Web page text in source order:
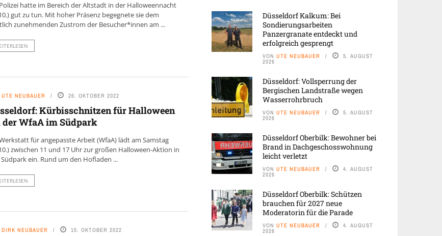
hatte im Bereich der Altstadt in der Halloweennacht
gut zu tun. Mit hoher Präsenz begegnete sie dem
zunehmenden Zustrom der Besucher*innen am ...
UTE NEUBAUER 26. OKTOBER 2022
Kürbisschnitzen für Halloween
der WfaA im Südpark
für angepasste Arbeit (WfaA) lädt am Samstag
zwischen 11 und 17 Uhr zur großen Halloween-Aktion in
ein. Rund um den Hofladen ...
DIRK NEUBAUER 15. OKTOBER 2022
Düsseldorf Kalkum: Bei
Sondierungsarbeiten
Panzergranate entdeckt und
erfolgreich gesprengt
VON UTE NEUBAUER 5. AUGUST
2026
Düsseldorf: Vollsperrung der
Bergischen Landstraße wegen
Wasserrohrbruch
VON UTE NEUBAUER 5. AUGUST
2026
Düsseldorf Oberbilk: Bewohner bei
Brand in Dachgeschosswohnung
leicht verletzt
VON UTE NEUBAUER 4. AUGUST
2026
Düsseldorf Oberbilk: Schützen
brauchen für 2027 neue
Moderatorin für die Parade
VON UTE NEUBAUER 4. AUGUST
2026